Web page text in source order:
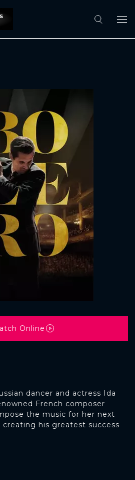
dancer and actress Ida
French composer
the music for her next
creating his greatest success
Online